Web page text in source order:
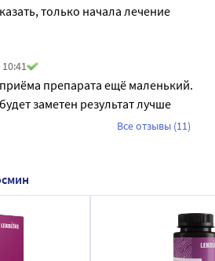
только начала лечение
препарата ещё маленький.
заметен результат лучше
Все отзывы (11)